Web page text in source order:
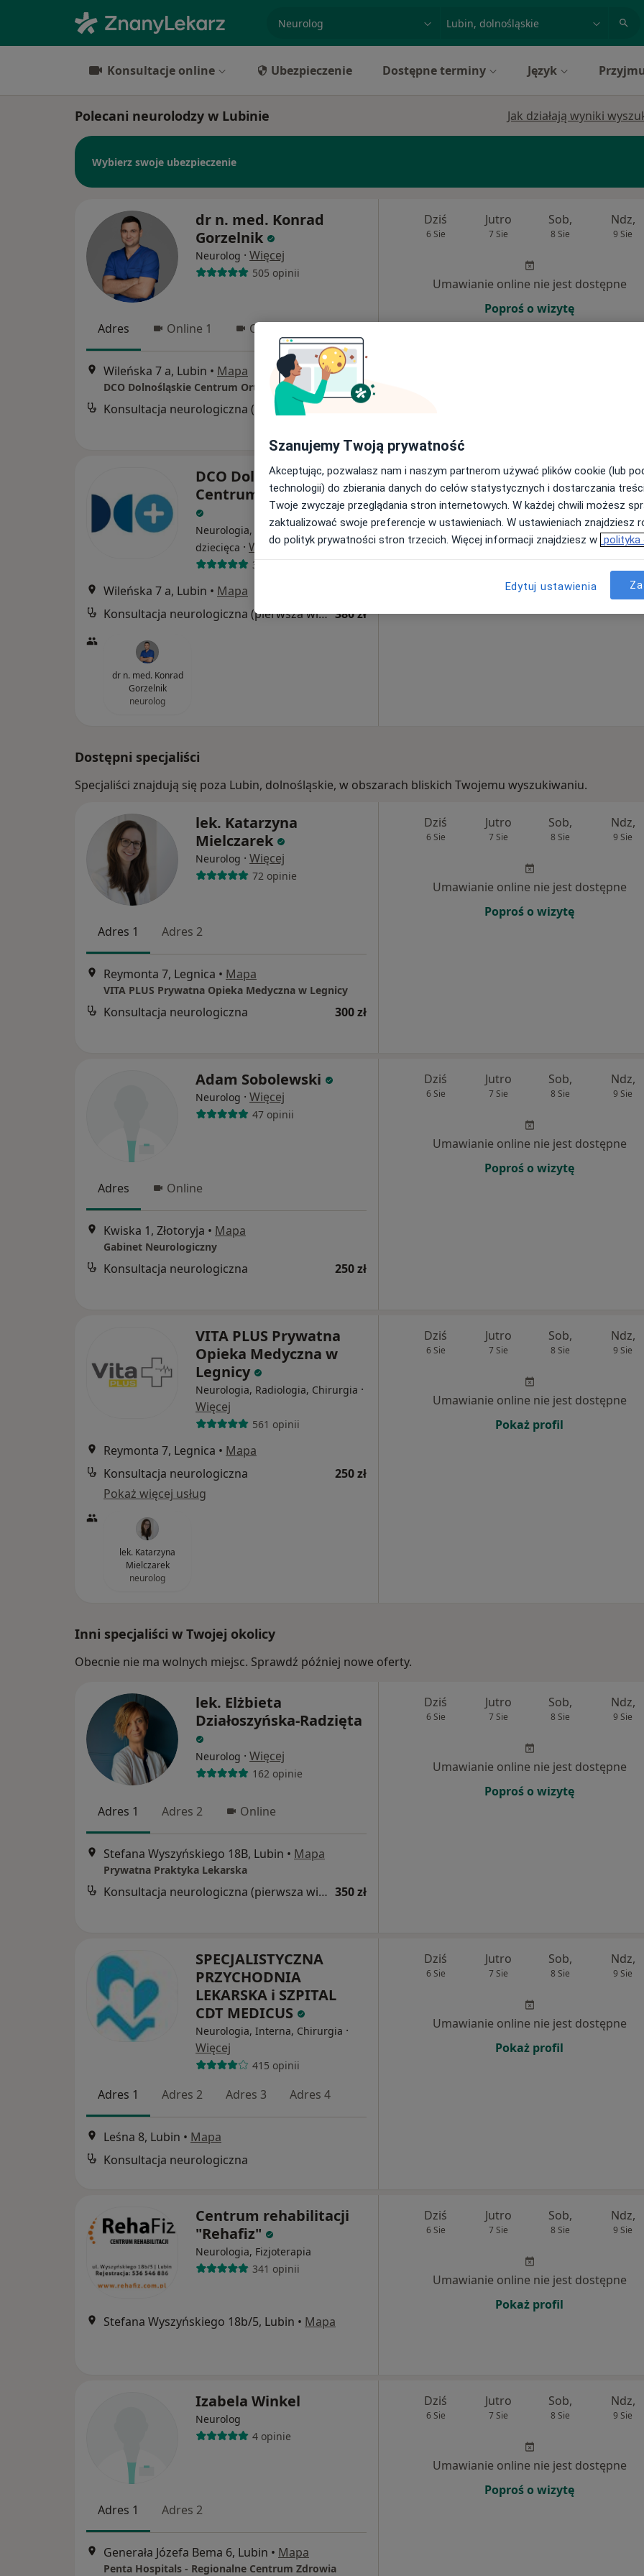
miasto lub dzielnica
Konsultacje online Ubezpieczenie Dostępne terminy Język
Polecani neurolodzy w Lubinie Jak działają wyniki
Wybierz swoje ubezpieczenie
dr n. med. Konrad
Gorzelnik
Neurolog · Więcej
505 opinii
Adres Online 1 Online 2
Wileńska 7 a, Lubin • Mapa
DCO Dolnośląskie Centrum Ortopedyczne
Dziś
6 Sie
Jutro
7 Sie
Sob,
8 Sie
Ndz,
9 Sie
Umawianie online nie jest dostępne
Poproś o wizytę
DCO Dolnośląskie
Centrum Ortopedyczne
Neurologia, Ortopedia, Ortopedia
dziecięca · Więcej
3999 opinii
Wileńska 7 a, Lubin • Mapa
Konsultacja neurologiczna (pierwsza wizyta) 380 zł
dr n. med. Konrad
Gorzelnik
neurolog
Dziś
6 Sie
Jutro
7 Sie
Sob,
8 Sie
Ndz,
9 Sie
Umawianie online nie jest dostępne
Dostępni specjaliści
Specjaliści znajdują się poza Lubin, dolnośląskie, w obszarach bliskich Twojemu wyszukiwaniu.
lek. Katarzyna
Mielczarek
Neurolog · Więcej
72 opinie
Adres 1 Adres 2
Reymonta 7, Legnica • Mapa
VITA PLUS Prywatna Opieka Medyczna w Legnicy
Konsultacja neurologiczna 300 zł
Dziś
6 Sie
Jutro
7 Sie
Sob,
8 Sie
Ndz,
9 Sie
Umawianie online nie jest dostępne
Poproś o wizytę
Adam Sobolewski
Neurolog · Więcej
47 opinii
Adres Online
Kwiska 1, Złotoryja • Mapa
Gabinet Neurologiczny
Konsultacja neurologiczna 250 zł
Dziś
6 Sie
Jutro
7 Sie
Sob,
8 Sie
Ndz,
9 Sie
Umawianie online nie jest dostępne
Poproś o wizytę
VITA PLUS Prywatna
Opieka Medyczna w
Legnicy
Neurologia, Radiologia, Chirurgia ·
Więcej
561 opinii
Reymonta 7, Legnica • Mapa
Konsultacja neurologiczna
250 zł
Pokaż więcej usług
lek. Katarzyna
Mielczarek
neurolog
Dziś
6 Sie
Jutro
7 Sie
Sob,
8 Sie
Ndz,
9 Sie
Umawianie online nie jest dostępne
Pokaż profil
Inni specjaliści w Twojej okolicy
Obecnie nie ma wolnych miejsc. Sprawdź później nowe oferty.
lek. Elżbieta
Działoszyńska-Radzięta
Neurolog · Więcej
162 opinie
Adres 1 Adres 2 Online
Stefana Wyszyńskiego 18B, Lubin • Mapa
Prywatna Praktyka Lekarska
Konsultacja neurologiczna (pierwsza wizyta) 350 zł
Dziś
6 Sie
Jutro
7 Sie
Sob,
8 Sie
Ndz,
9 Sie
Umawianie online nie jest dostępne
Poproś o wizytę
SPECJALISTYCZNA
PRZYCHODNIA
LEKARSKA i SZPITAL
CDT MEDICUS
Neurologia, Interna, Chirurgia ·
Więcej
415 opinii
Adres 1 Adres 2 Adres 3 Adres 4
Leśna 8, Lubin • Mapa
Konsultacja neurologiczna
Dziś
6 Sie
Jutro
7 Sie
Sob,
8 Sie
Ndz,
9 Sie
Umawianie online nie jest dostępne
Pokaż profil
Centrum rehabilitacji
"Rehafiz"
Neurologia, Fizjoterapia
341 opinii
Stefana Wyszyńskiego 18b/5, Lubin • Mapa
Dziś
6 Sie
Jutro
7 Sie
Sob,
8 Sie
Ndz,
9 Sie
Umawianie online nie jest dostępne
Pokaż profil
Izabela Winkel
Neurolog
4 opinie
Adres 1 Adres 2
Generała Józefa Bema 6, Lubin • Mapa
Penta Hospitals - Regionalne Centrum Zdrowia
Dziś
6 Sie
Jutro
7 Sie
Sob,
8 Sie
Ndz,
9 Sie
Umawianie online nie jest dostępne
Poproś o wizytę
Szanujemy Twoją prywatność
Akceptując, pozwalasz nam i naszym partnerom używać plików cookie (lub
technologii) do zbierania danych do celów statystycznych i dostarczania
Twoje zwyczaje przeglądania stron internetowych. W każdej chwili możesz
zaktualizować swoje preferencje w ustawieniach. W ustawieniach znajdziesz
do polityk prywatności stron trzecich. Więcej informacji znajdziesz w polityka
Edytuj ustawienia